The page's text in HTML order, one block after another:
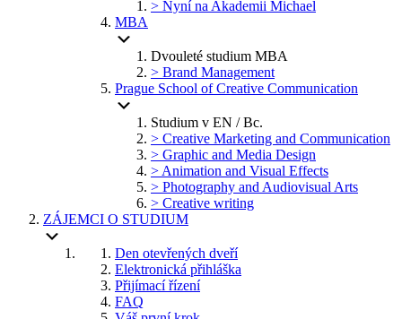
> Nyní na Akademii Michael
MBA
Dvouleté studium MBA
> Brand Management
Prague School of Creative Communication
Studium v EN / Bc.
> Creative Marketing and Communication
> Graphic and Media Design
> Animation and Visual Effects
> Photography and Audiovisual Arts
> Creative writing
ZÁJEMCI O STUDIUM
Den otevřených dveří
Elektronická přihláška
Přijímací řízení
FAQ